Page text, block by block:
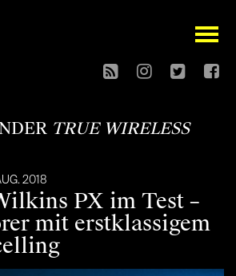
open
TRUE WIRELESS
2018
PX im Test –
mit erstklassigem